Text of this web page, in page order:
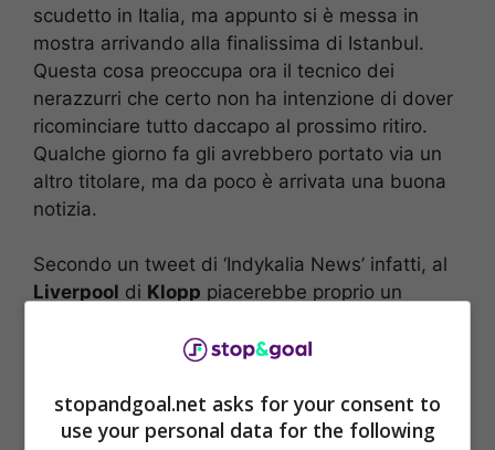
scudetto in Italia, ma appunto si è messa in
mostra arrivando alla finalissima di Istanbul.
Questa cosa preoccupa ora il tecnico dei
nerazzurri che certo non ha intenzione di dover
ricominciare tutto daccapo al prossimo ritiro.
Qualche giorno fa gli avrebbero portato via un
altro titolare, ma da poco è arrivata una buona
notizia.
Secondo un tweet di ‘Indykalia News’ infatti, al
Liverpool di Klopp piacerebbe proprio un
Alessandro Bastoni
centrale nato a Casalmaggiore è certamente
uno dei calciatori più brillanti del nostro
stopandgoal.net asks for your consent to
use your personal data for the following